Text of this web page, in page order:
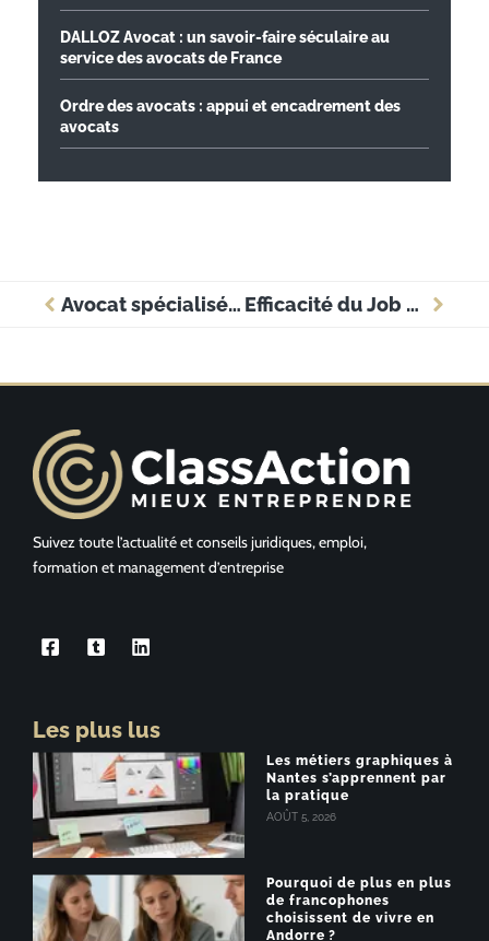
DALLOZ Avocat : un savoir-faire séculaire au
service des avocats de France
Ordre des avocats : appui et encadrement des
avocats
Avocat spécialisé en permis de conduire : pourquoi vous en avez peut-être besoin ? Efficacité du Job Dating dans l’ère du recrutement rapide
Suivez toute l’actualité et conseils juridiques, emploi,
formation et management d’entreprise
Les plus lus
Les métiers graphiques à
Nantes s’apprennent par
la pratique
AOÛT 5, 2026
Pourquoi de plus en plus
de francophones
choisissent de vivre en
Andorre ?